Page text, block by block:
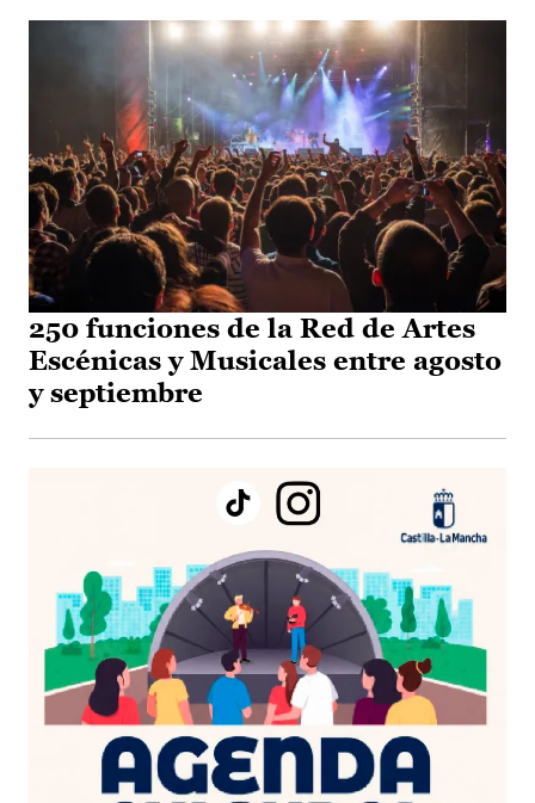
250 funciones de la Red de Artes
Escénicas y Musicales entre agosto
y septiembre